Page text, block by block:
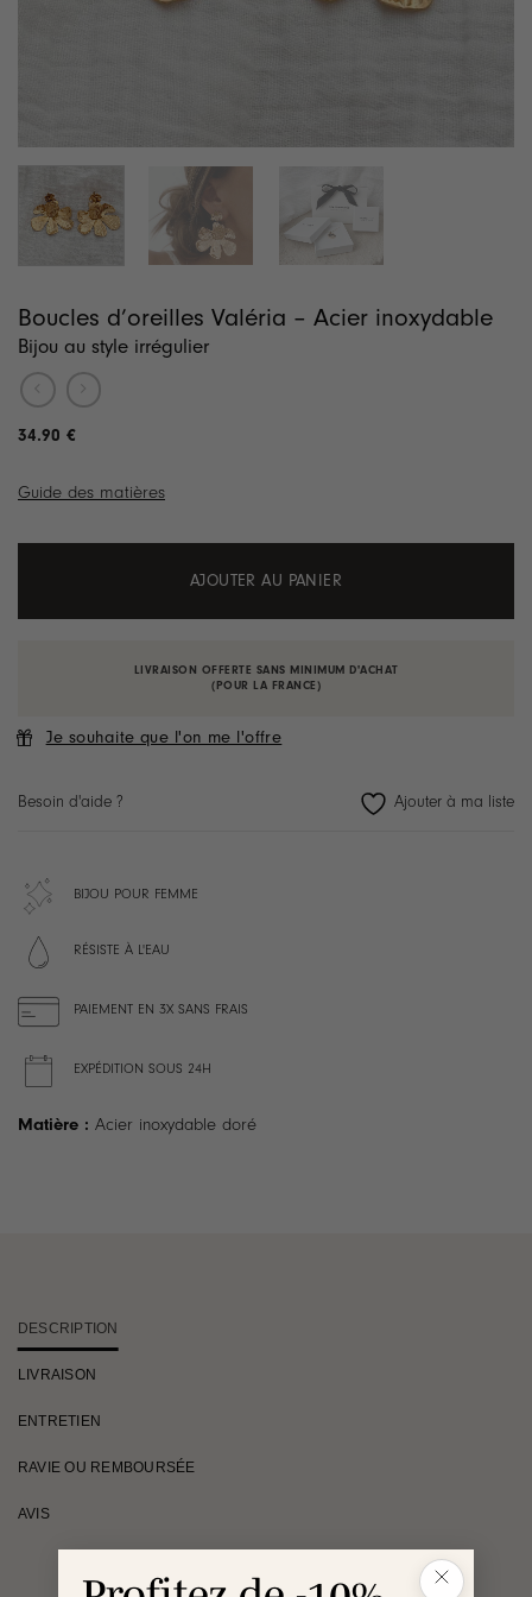
Boucles d’oreilles Valéria – Acier inoxydable
Bijou au style irrégulier
34.90 €
Guide des matières
AJOUTER AU PANIER
LIVRAISON OFFERTE SANS MINIMUM D'ACHAT
(POUR LA FRANCE)
Je souhaite que l'on me l'offre
Besoin d'aide ?
BIJOU POUR FEMME
RÉSISTE À L'EAU
PAIEMENT EN 3X SANS FRAIS
EXPÉDITION SOUS 24H
Matière : Acier inoxydable doré
DESCRIPTION
LIVRAISON
ENTRETIEN
RAVIE OU REMBOURSÉE
AVIS